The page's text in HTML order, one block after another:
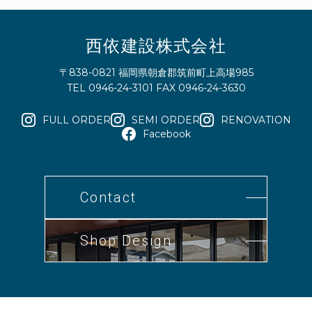
西依建設株式会社
〒838-0821 福岡県朝倉郡筑前町上高場985
TEL 0946-24-3101 FAX 0946-24-3630
FULL ORDER SEMI ORDER
RENOVATION
Facebook
Contact
Shop Design